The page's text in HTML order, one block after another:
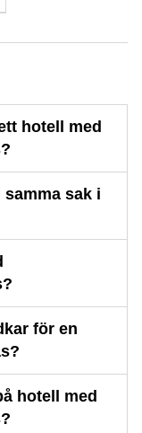
hotell med
sak i
för en
hotell med